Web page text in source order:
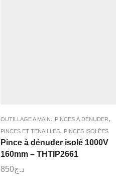
OUTILLAGE A MAIN, PINCES À DÉNUDER,
PINCES ET TENAILLES, PINCES ISOLÉES
Pince à dénuder isolé 1000V
160mm – THTIP2661
د.ج850